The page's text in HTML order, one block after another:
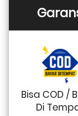
Bisa COD /
Di